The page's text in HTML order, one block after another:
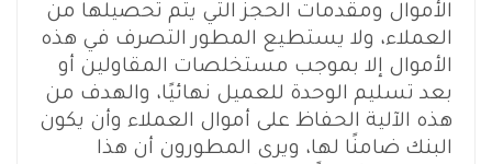
الأموال ومقدمات الحجز التي يتم تحصيلها من
العملاء، ولا يستطيع المطور التصرف في هذه
الأموال إلا بموجب مستخلصات المقاولين أو
بعد تسليم الوحدة للعميل نهائيًا، والهدف من
هذه الآلية الحفاظ على أموال العملاء وأن يكون
البنك ضامنًا لها، ويرى المطورون أن هذا